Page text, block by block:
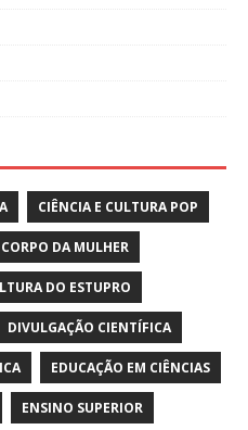
CIÊNCIA E CULTURA POP
CORPO DA MULHER
DO ESTUPRO
DIVULGAÇÃO CIENTÍFICA
EDUCAÇÃO EM CIÊNCIAS
ENSINO SUPERIOR